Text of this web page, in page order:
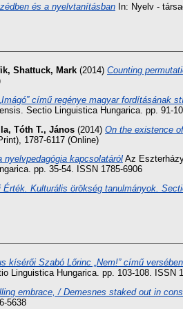
és a nyelvtanításban In: Nyelv -
, Shattuck, Mark (2014) Counting
című regénye magyar fordításának
Sectio Linguistica Hungarica. pp. 91-
, Tóth T., János (2014) On the existence
1787-6117 (Online)
nyelvpedagógia kapcsolatárólAz
pp. 35-54. ISSN 1785-6906
Érték. Kulturális örökség tanulmányok.
kísérői Szabó Lőrinc „Nem!” című versében
Linguistica Hungarica. pp. 103-108. ISSN
embrace, / Demesnes staked out in
5638